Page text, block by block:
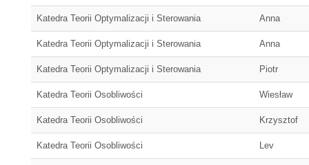
Katedra Teorii Optymalizacji i Sterowania Anna
Katedra Teorii Optymalizacji i Sterowania Anna
Katedra Teorii Optymalizacji i Sterowania Piotr
Katedra Teorii Osobliwości Wiesław
Katedra Teorii Osobliwości Krzysztof
Katedra Teorii Osobliwości Lev